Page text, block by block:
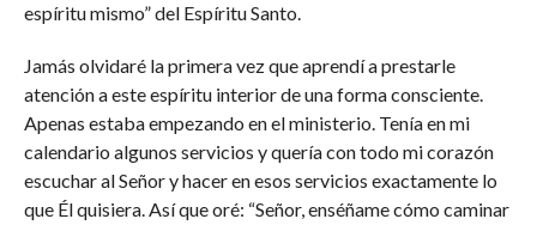
espíritu mismo” del Espíritu Santo.
Jamás olvidaré la primera vez que aprendí a prestarle
atención a este espíritu interior de una forma consciente.
Apenas estaba empezando en el ministerio. Tenía en mi
calendario algunos servicios y quería con todo mi corazón
escuchar al Señor y hacer en esos servicios exactamente lo
que Él quisiera. Así que oré: “Señor, enséñame cómo caminar